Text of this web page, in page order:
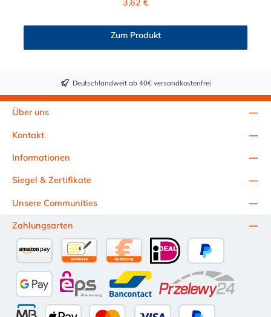
3,62 €
Zum Produkt
Deutschlandweit ab 40€ versandkostenfrei
Über uns
Kontakt
Informationen
Unsere Communities
Siegel & Zertifikate
Zahlungsarten
PayPal
Kauf auf Rechnung (10 Tage Netto)
Google Pay eps Bancontact Przelewy24
Amazon Pay Vorkasse per Überweisung